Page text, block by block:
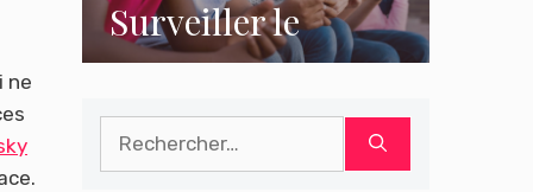
ne
Surveiller le
Téléphone
Portable de Votre
Fils / Enfants